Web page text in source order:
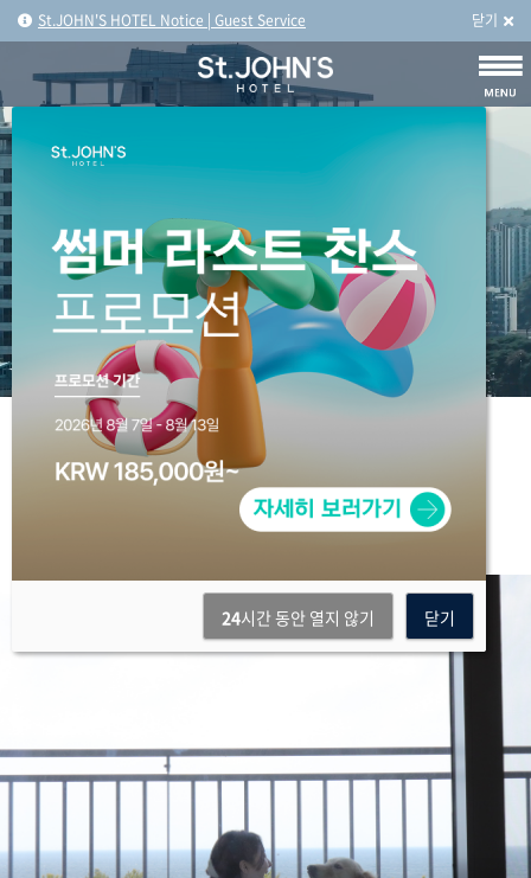
St.JOHN'S HOTEL Notice | Guest Service 닫기
ㅤ
ㅤ
여러분이 꿈꾸는 호캉스는 어떤 모습인가요?
24시간 동안 열지 않기 닫기
24시간 동안 열지 않기 닫기